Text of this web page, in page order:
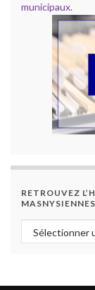
municipaux.
RETROUVEZ
MASNYSIENNES
Retrouvez